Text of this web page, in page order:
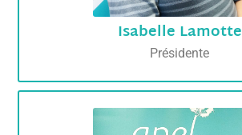
Isabelle Lamotte
Présidente